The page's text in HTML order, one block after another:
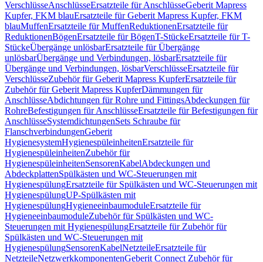
VerschlüsseAnschlüsseErsatzteile für AnschlüsseGeberit Mapress
Kupfer, FKM blauErsatzteile für Geberit Mapress Kupfer, FKM
blauMuffenErsatzteile für MuffenReduktionenErsatzteile für
ReduktionenBögenErsatzteile für BögenT-StückeErsatzteile für T-
StückeÜbergänge unlösbarErsatzteile für Übergänge
unlösbarÜbergänge und Verbindungen, lösbarErsatzteile für
Übergänge und Verbindungen, lösbarVerschlüsseErsatzteile für
VerschlüsseZubehör für Geberit Mapress KupferErsatzteile für
Zubehör für Geberit Mapress KupferDämmungen für
AnschlüsseAbdichtungen für Rohre und FittingsAbdeckungen für
RohreBefestigungen für AnschlüsseErsatzteile für Befestigungen für
AnschlüsseSystemdichtungenSets Schraube für
FlanschverbindungenGeberit
HygienesystemHygienespüleinheitenErsatzteile für
HygienespüleinheitenZubehör für
HygienespüleinheitenSensorenKabelAbdeckungen und
AbdeckplattenSpülkästen und WC-Steuerungen mit
HygienespülungErsatzteile für Spülkästen und WC-Steuerungen mit
HygienespülungUP-Spülkästen mit
HygienespülungHygieneeinbaumoduleErsatzteile für
HygieneeinbaumoduleZubehör für Spülkästen und WC-
Steuerungen mit HygienespülungErsatzteile für Zubehör für
Spülkästen und WC-Steuerungen mit
HygienespülungSensorenKabelNetzteileErsatzteile für
NetzteileNetzwerkkomponentenGeberit Connect Zubehör für